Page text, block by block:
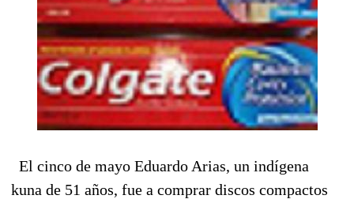
El cinco de mayo Eduardo Arias, un indígena
kuna de 51 años, fue a comprar discos compactos